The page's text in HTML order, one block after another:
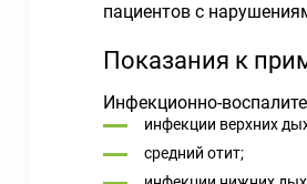
пациентов с
Показания к
Инфекционно-
инфекции верхних
средний отит;